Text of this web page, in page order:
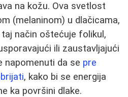
na kožu. Ova svetlost
(melaninom) u dlačicama,
način oštećuje folikul,
ili zaustavljajući
napomenuti da se pre
, kako bi se energija
ka površini dlake.